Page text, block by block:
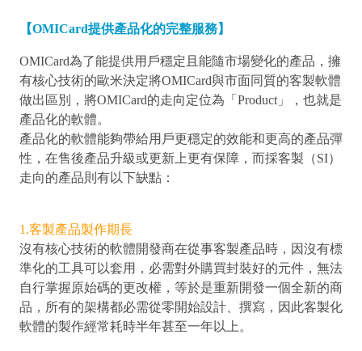
【OMICard提供產品化的完整服務】
OMICard為了能提供用戶穩定且能隨市場變化的產品，擁
有核心技術的歐米決定將OMICard與市面同質的客製軟體
做出區別，將OMICard的走向定位為「Product」，也就是
產品化的軟體。
產品化的軟體能夠帶給用戶更穩定的效能和更高的產品彈
性，在售後產品升級或更新上更有保障，而採客製（SI）
走向的產品則有以下缺點：
1.客製產品製作期長
沒有核心技術的軟體開發商在從事客製產品時，因沒有標
準化的工具可以套用，必需對外購買封裝好的元件，無法
自行掌握原始碼的更改權，等於是重新開發一個全新的商
品，所有的架構都必需從零開始設計、撰寫，因此客製化
軟體的製作經常耗時半年甚至一年以上。